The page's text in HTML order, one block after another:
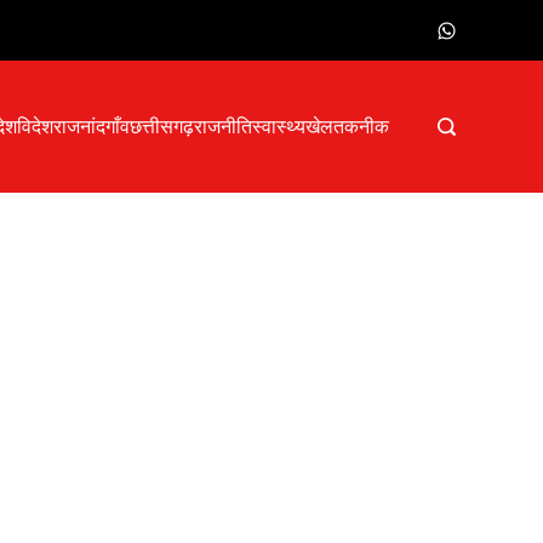
विदेशराजनांदगाँवछत्तीसगढ़राजनीतिस्वास्थ्यखेलतकनीक